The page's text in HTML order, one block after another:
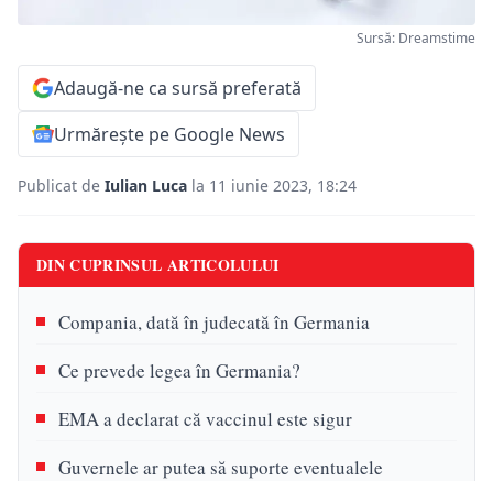
Sursă: Dreamstime
Adaugă-ne ca sursă preferată
Urmărește pe Google News
Publicat de Iulian Luca la 11 iunie 2023, 18:24
DIN CUPRINSUL ARTICOLULUI
Compania, dată în judecată în Germania
Ce prevede legea în Germania?
EMA a declarat că vaccinul este sigur
Guvernele ar putea să suporte eventualele